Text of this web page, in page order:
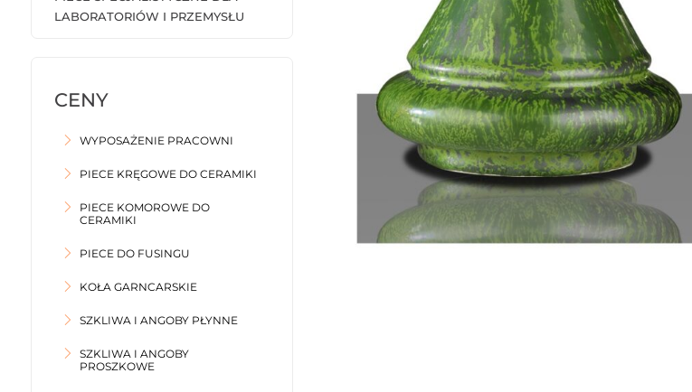
LABORATORIÓW I PRZEMYSŁU
WYPOSAŻENIE PRACOWNI
PIECE KRĘGOWE DO CERAMIKI
PIECE KOMOROWE DO
CERAMIKI
PIECE DO FUSINGU
KOŁA GARNCARSKIE
SZKLIWA I ANGOBY PŁYNNE
SZKLIWA I ANGOBY
PROSZKOWE